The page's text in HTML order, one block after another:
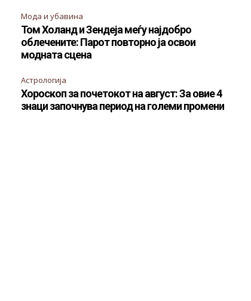
Мода и убавина
Том Холанд и Зендеја меѓу најдобро
облечените: Парот повторно ја освои
модната сцена
Астрологија
Хороскоп за почетокот на август: За овие 4
знаци започнува период на големи промени